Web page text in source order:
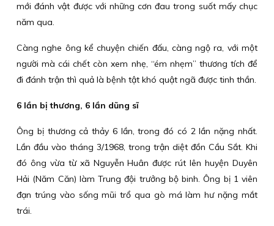
mới đánh vật được với những cơn đau trong suốt mấy chục
năm qua.
Càng nghe ông kể chuyện chiến đấu, càng ngộ ra, với một
người mà cái chết còn xem nhẹ, “ém nhẹm” thương tích để
đi đánh trận thì quả là bệnh tật khó quật ngã được tinh thần.
6 lần bị thương, 6 lần dũng sĩ
Ông bị thương cả thảy 6 lần, trong đó có 2 lần nặng nhất.
Lần đầu vào tháng 3/1968, trong trận diệt đồn Cầu Sắt. Khi
đó ông vừa từ xã Nguyễn Huân được rút lên huyện Duyên
Hải (Năm Căn) làm Trung đội trưởng bộ binh. Ông bị 1 viên
đạn trúng vào sống mũi trổ qua gò má làm hư nặng mắt
trái.